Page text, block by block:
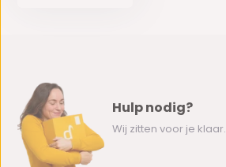
Hulp nodig?
Wij zitten voor je klaar.